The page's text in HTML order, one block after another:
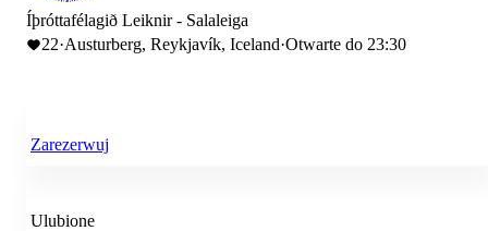
Íþróttafélagið Leiknir - Salaleiga
22·Austurberg, Reykjavík, Iceland·Otwarte do 23:30
Zarezerwuj
Ulubione